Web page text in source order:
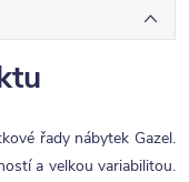
řady nábytek Gazel.
a velkou variabilitou.